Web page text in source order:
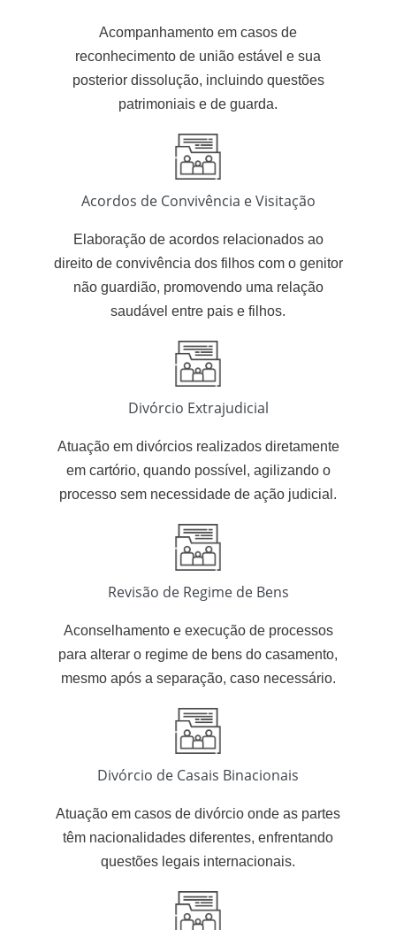
Acompanhamento em casos de
reconhecimento de união estável e sua
posterior dissolução, incluindo questões
patrimoniais e de guarda.
Acordos de Convivência e Visitação
Elaboração de acordos relacionados ao
direito de convivência dos filhos com o genitor
não guardião, promovendo uma relação
saudável entre pais e filhos.
Divórcio Extrajudicial
Atuação em divórcios realizados diretamente
em cartório, quando possível, agilizando o
processo sem necessidade de ação judicial.
Revisão de Regime de Bens
Aconselhamento e execução de processos
para alterar o regime de bens do casamento,
mesmo após a separação, caso necessário.
Divórcio de Casais Binacionais
Atuação em casos de divórcio onde as partes
têm nacionalidades diferentes, enfrentando
questões legais internacionais.